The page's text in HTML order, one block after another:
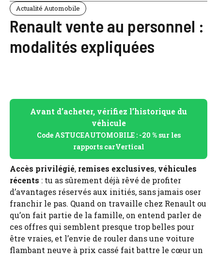
Actualité Automobile
Renault vente au personnel :
modalités expliquées
Avant d’acheter, vérifiez l’historique du
véhicule
Code ASTUCEAUTOMOBILE : -20 % sur les
rapports carVertical
Accès privilégié, remises exclusives, véhicules
récents : tu as sûrement déjà rêvé de profiter
d’avantages réservés aux initiés, sans jamais oser
franchir le pas. Quand on travaille chez Renault ou
qu’on fait partie de la famille, on entend parler de
ces offres qui semblent presque trop belles pour
être vraies, et l’envie de rouler dans une voiture
flambant neuve à prix cassé fait battre le cœur un